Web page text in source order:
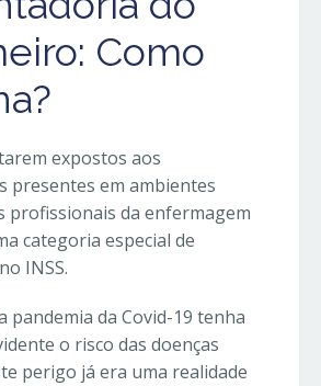
Como
expostos aos
presentes em ambientes
profissionais da enfermagem
categoria especial de
INSS.
pandemia da Covid-19 tenha
o risco das doenças
perigo já era uma realidade